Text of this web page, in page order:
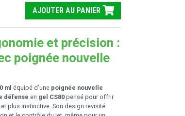
AJOUTER AU PANIER
et précision :
poignée nouvelle
ml équipé d’une poignée nouvelle
défense en gel CS80 pensé pour offrir
plus instinctive. Son design revisité